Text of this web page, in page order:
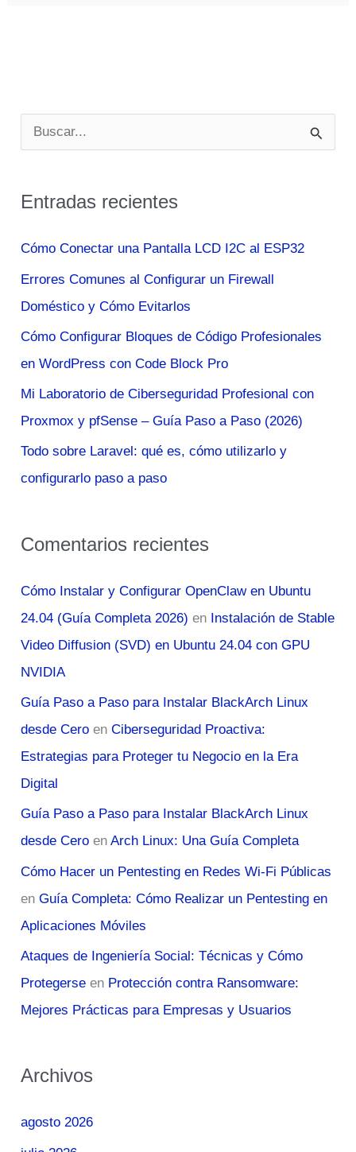
gran
u
c
p
o
r
:
Entradas recientes
Cómo Conectar una Pantalla LCD I2C al ESP32
Errores Comunes al Configurar un Firewall
Doméstico y Cómo Evitarlos
Cómo Configurar Bloques de Código Profesionales
en WordPress con Code Block Pro
Mi Laboratorio de Ciberseguridad Profesional con
Proxmox y pfSense – Guía Paso a Paso (2026)
Todo sobre Laravel: qué es, cómo utilizarlo y
configurarlo paso a paso
Comentarios recientes
Cómo Instalar y Configurar OpenClaw en Ubuntu
24.04 (Guía Completa 2026) en Instalación de Stable
Video Diffusion (SVD) en Ubuntu 24.04 con GPU
NVIDIA
Guía Paso a Paso para Instalar BlackArch Linux
desde Cero enCiberseguridad Proactiva:
Estrategias para Proteger tu Negocio en la Era
Digital
Guía Paso a Paso para Instalar BlackArch Linux
desde Cero enArch Linux: Una Guía Completa
Cómo Hacer un Pentesting en Redes Wi-Fi Públicas
enGuía Completa: Cómo Realizar un Pentesting en
Aplicaciones Móviles
Ataques de Ingeniería Social: Técnicas y Cómo
Protegerse en Protección contra Ransomware:
Mejores Prácticas para Empresas y Usuarios
Archivos
agosto 2026